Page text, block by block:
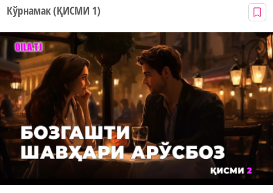
Кўрнамак (ҚИСМИ 1)